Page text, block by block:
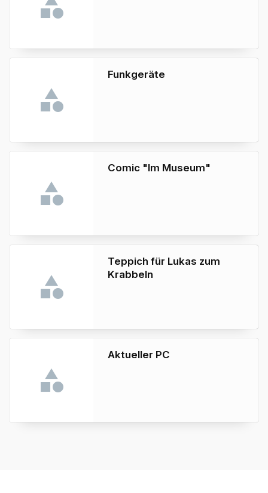
Funkgeräte
Comic "Im Museum"
Teppich für Lukas zum
Krabbeln
Aktueller PC